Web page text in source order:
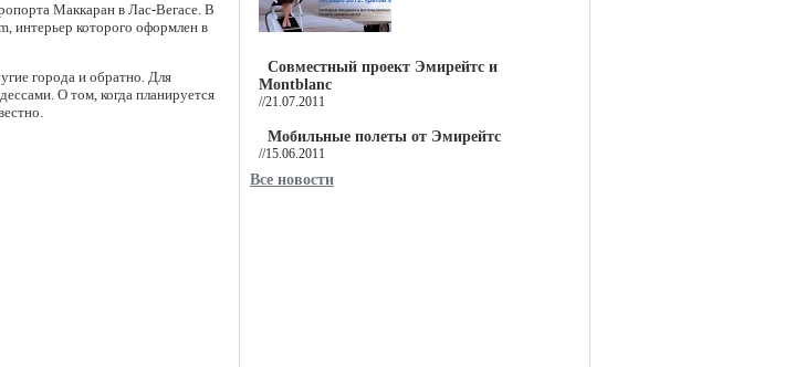
Маккаран в Лас-Вегасе. В
интерьер которого оформлен в
города и обратно. Для
О том, когда планируется
Совместный проект Эмирейтс и
Montblanc
//21.07.2011
Мобильные полеты от Эмирейтс
//15.06.2011
Все новости